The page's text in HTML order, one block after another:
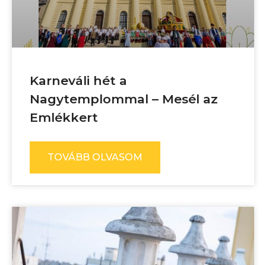
Karneváli hét a
Nagytemplommal – Mesél az
Emlékkert
TOVÁBB OLVASOM